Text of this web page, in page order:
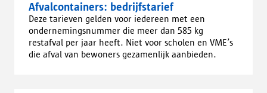
Afvalcontainers: bedrijfstarief
Deze tarieven gelden voor iedereen met een
ondernemingsnummer die meer dan 585 kg
restafval per jaar heeft. Niet voor scholen en VME’s
die afval van bewoners gezamenlijk aanbieden.